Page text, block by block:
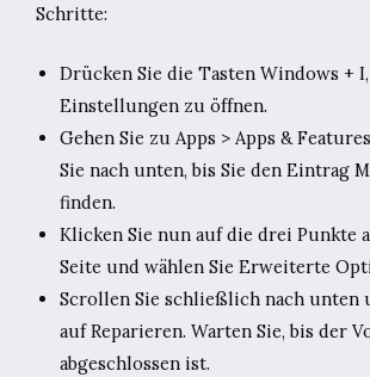
Schritte:
Drücken Sie die Tasten Windows +
Einstellungen zu öffnen.
Gehen Sie zu Apps > Apps &
Sie nach unten, bis Sie den Eintrag
finden.
Klicken Sie nun auf die drei Punkte
Seite und wählen Sie Erweiterte
Scrollen Sie schließlich nach unten
auf Reparieren. Warten Sie, bis der
abgeschlossen ist.